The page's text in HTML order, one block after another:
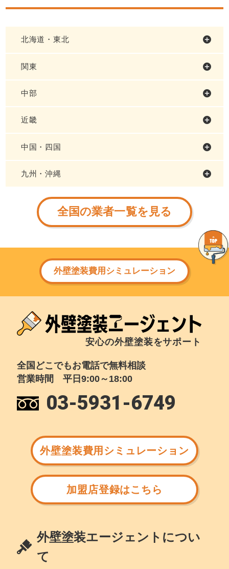
北海道・東北
関東
中部
近畿
中国・四国
九州・沖縄
全国の業者一覧を見る
外壁塗装費用シミュレーション
安心の外壁塗装をサポート
全国どこでもお電話で無料相談
営業時間 平日9:00～18:00
03-5931-6749
外壁塗装費用シミュレーション
加盟店登録はこちら
外壁塗装エージェントについ
て